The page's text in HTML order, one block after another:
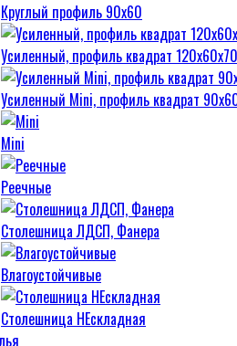
Круглый профиль 90х60
Усиленный, профиль квадрат 120х60х70
Усиленный Mini, профиль квадрат
Mini
Реечные
Столешница ЛДСП, Фанера
Влагоустойчивые
Столешница НЕскладная